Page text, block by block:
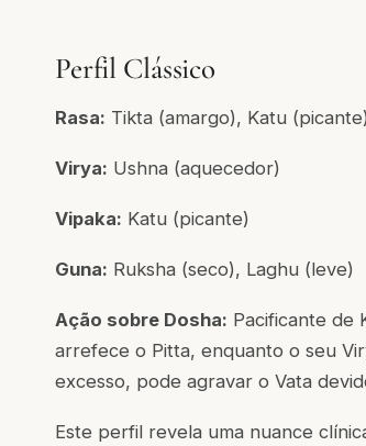
Perfil Clássico
Rasa: Tikta (amargo), Katu (picante)
Virya: Ushna (aquecedor)
Vipaka: Katu (picante)
Guna: Ruksha (seco), Laghu (leve)
Ação sobre Dosha: Pacificante de
arrefece o Pitta, enquanto o seu
excesso, pode agravar o Vata
Este perfil revela uma nuance